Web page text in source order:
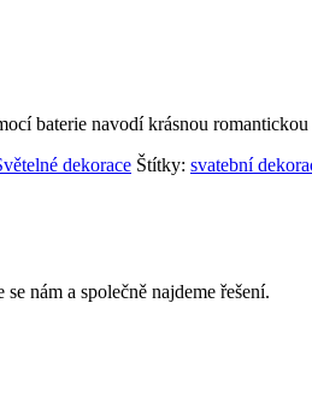
baterie navodí krásnou romantickou
dekorace Štítky: svatební
nám a společně najdeme řešení.